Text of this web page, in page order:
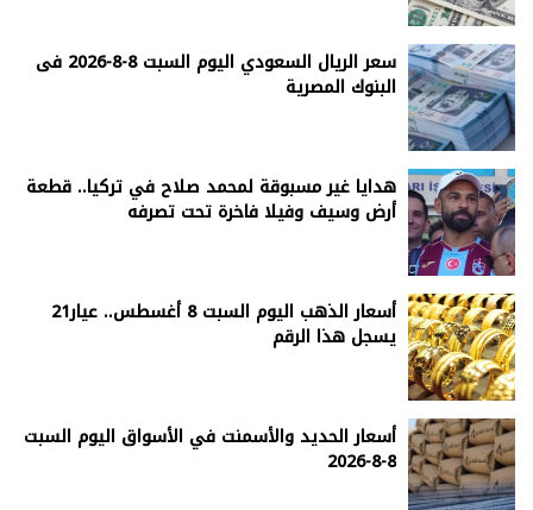
سعر الريال السعودي اليوم السبت 8-8-2026 فى
البنوك المصرية
هدايا غير مسبوقة لمحمد صلاح في تركيا.. قطعة
أرض وسيف وفيلا فاخرة تحت تصرفه
أسعار الذهب اليوم السبت 8 أغسطس.. عيار21
يسجل هذا الرقم
أسعار الحديد والأسمنت في الأسواق اليوم السبت
8-8-2026